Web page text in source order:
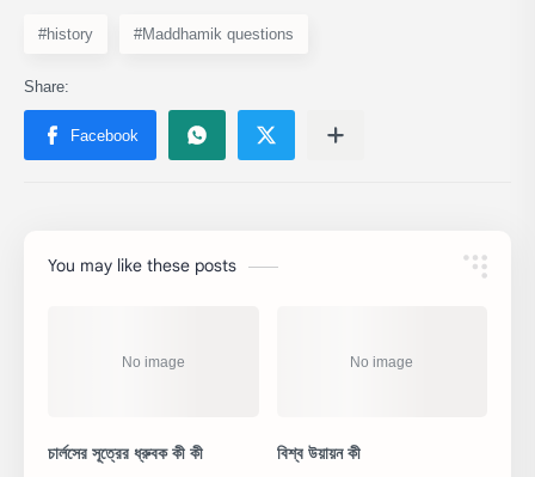
#history #Maddhamik questions
You may like these posts
চার্লসের সূত্রের ধ্রুবক কী কী বিশ্ব উয়ায়ন কী